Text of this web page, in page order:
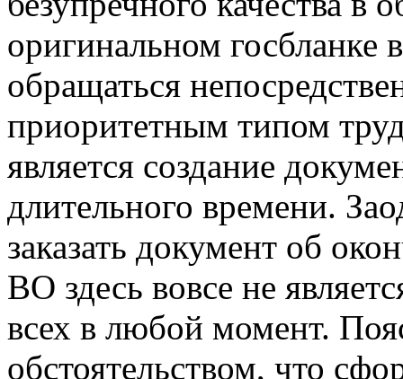
оригинальном госбланке
обращаться
приоритетным типом
является создание
длительного времени.
заказать документ об
ВО здесь вовсе не
всех в любой момент.
обстоятельством, что